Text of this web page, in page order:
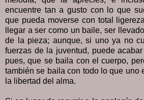
encuentre tan a gusto con lo que
que pueda moverse con total
llegar a ser como un baile, ser
de la pieza; aunque, si uno ya no
fuerzas de la juventud, puede
pues, que se baila con el cuerpo,
también se baila con todo lo que uno
la libertad del alma.